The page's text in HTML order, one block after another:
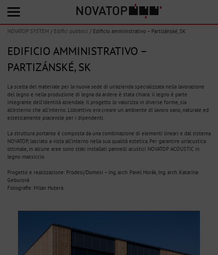
NOVATOP SYSTEM / Edifici pubblici / Edificio amministrativo – Partizánské, SK
EDIFICIO AMMINISTRATIVO –
PARTIZÁNSKÉ, SK
La scelta del materiale per la nuova sede di un’azienda specializzata nella lavorazione
del legno e nella produzione di legna da ardere è stata chiara: il legno è parte
integrante dell’identità aziendale. Il progetto lo valorizza in diverse forme, sia
all’esterno che all’interno. L’obiettivo era creare un ambiente di lavoro sano, naturale ed
esteticamente piacevole per i dipendenti.
La struttura portante è composta da una combinazione di elementi lineari e dal sistema
NOVATOP, lasciato a vista all’interno nella sua qualità estetica. Per garantire un’acustica
ottimale, in alcune aree sono stati installati pannelli acustici NOVATOP ACOUSTIC in
legno massiccio.
Progetto e realizzazione: Prodesi/Domesi – Ing. arch. Pavel Horák, Ing. arch. Katarína
Geburová
Fotografie: Milan Hutera